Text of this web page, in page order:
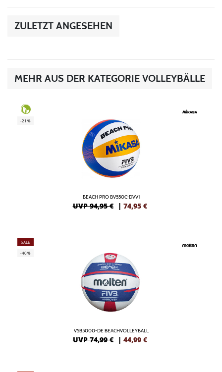
ZULETZT ANGESEHEN
MEHR AUS DER KATEGORIE VOLLEYBÄLLE
-21%
BEACH PRO BV550C-DVV1
UVP 94,95 € | 74,95 €
SALE
-40%
V5B5000-DE BEACHVOLLEYBALL
UVP 74,99 € | 44,99 €